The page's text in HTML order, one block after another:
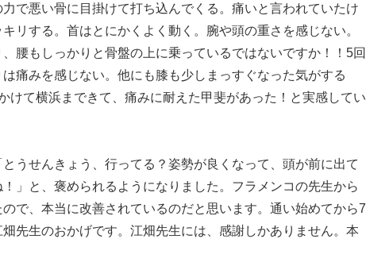
で悪い骨に目掛けて打ち込んでくる。痛いと言われていたけ
リする。首はとにかくよく動く。腕や頭の重さを感じない。
腰もしっかりと骨盤の上に乗っているではないですか！！5回
痛みを感じない。他にも膝も少しまっすぐなった気がする
けて横浜まできて、痛みに耐えた甲斐があった！と実感してい
うせんきょう、行ってる？姿勢が良くなって、頭が前に出て
」と、褒められるようになりました。フラメンコの先生から
で、本当に改善されているのだと思います。通い始めてから7
先生のおかげです。江畑先生には、感謝しかありません。本